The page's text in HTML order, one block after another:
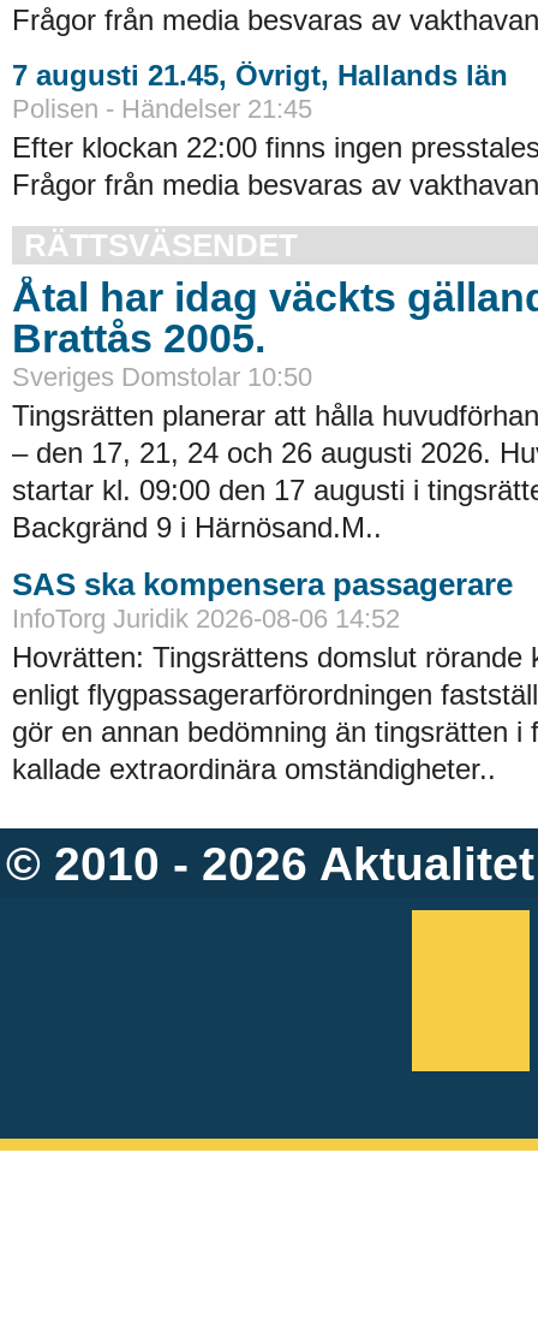
Frågor från media besvaras av
7 augusti 21.45, Övrigt, Hallands län
Polisen - Händelser 21:45
Efter klockan 22:00 finns ingen
Frågor från media besvaras av
RÄTTSVÄSENDET
Åtal har idag väckts
Brattås 2005.
Sveriges Domstolar 10:50
Tingsrätten planerar att hålla
– den 17, 21, 24 och 26 augusti 2026.
startar kl. 09:00 den 17 augusti i
Backgränd 9 i Härnösand.M..
SAS ska kompensera passagerare
InfoTorg Juridik 2026-08-06 14:52
Hovrätten: Tingsrättens domslut rörande
enligt flygpassagerarförordningen
gör en annan bedömning än tingsrätten i
kallade extraordinära omständigheter..
© 2010 - 2026 Aktualitet